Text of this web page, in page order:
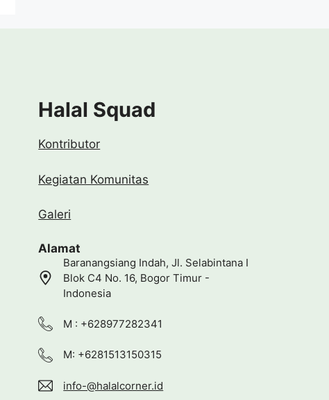
Halal Squad
Kontributor
Kegiatan Komunitas
Galeri
Alamat
Baranangsiang Indah, Jl. Selabintana I
Blok C4 No. 16, Bogor Timur -
Indonesia
M : +628977282341
M: +6281513150315
info-@halalcorner.id